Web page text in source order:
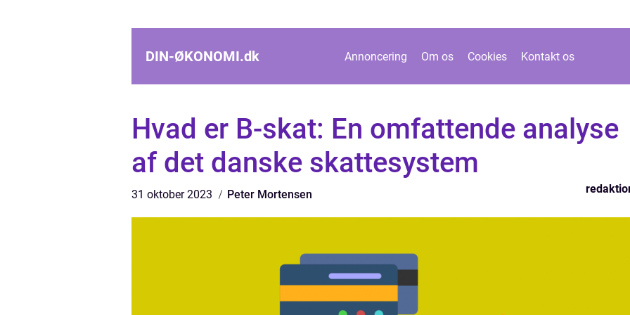
DIN-ØKONOMI.dk Annoncering Om os Cookies Kontakt os
Hvad er B-skat: En omfattende analyse
af det danske skattesystem
31 oktober 2023 Peter Mortensen